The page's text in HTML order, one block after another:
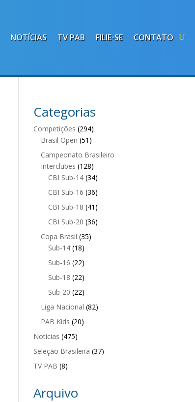
NOTÍCIAS TV PAB FILIE-SE CONTATO
Categorias
Competições (294)
Brasil Open (51)
Campeonato Brasileiro
Interclubes (128)
CBI Sub-14 (34)
CBI Sub-16 (36)
CBI Sub-18 (41)
CBI Sub-20 (36)
Copa Brasil (35)
Sub-14 (18)
Sub-16 (22)
Sub-18 (22)
Sub-20 (22)
Liga Nacional (82)
PAB Kids (20)
Notícias (475)
Seleção Brasileira (37)
TV PAB (8)
Arquivo